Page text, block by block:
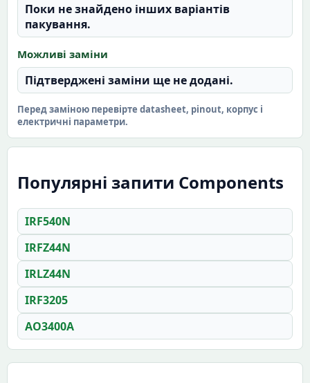
Поки не знайдено інших варіантів
пакування.
Можливі заміни
Підтверджені заміни ще не додані.
Перед заміною перевірте datasheet, pinout, корпус і
електричні параметри.
Популярні запити Components
IRF540N
IRFZ44N
IRLZ44N
IRF3205
AO3400A